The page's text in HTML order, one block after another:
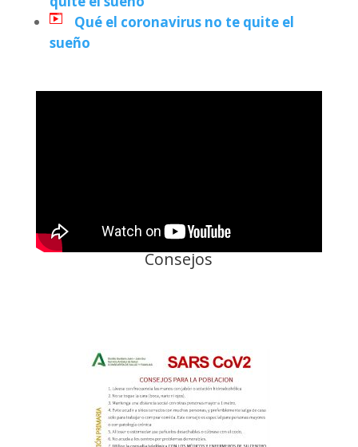
Qué el coronavirus no te quite el
sueño
Consejos